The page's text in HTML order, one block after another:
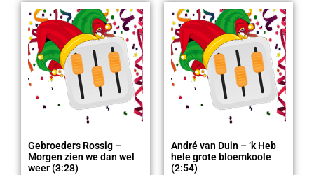
Gebroeders Rossig –
Morgen zien we dan wel
weer (3:28)
André van Duin – ‘k Heb
hele grote bloemkoole
(2:54)